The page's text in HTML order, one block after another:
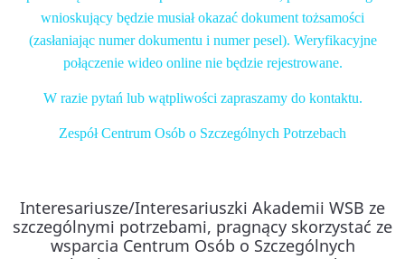
wnioskujący będzie musiał okazać dokument tożsamości
(zasłaniając numer dokumentu i numer pesel). Weryfikacyjne
połączenie wideo online nie będzie rejestrowane.
W razie pytań lub wątpliwości zapraszamy do kontaktu.
Zespół Centrum Osób o Szczególnych Potrzebach
Interesariusze/Interesariuszki Akademii WSB ze
szczególnymi potrzebami, pragnący skorzystać ze
wsparcia Centrum Osób o Szczególnych